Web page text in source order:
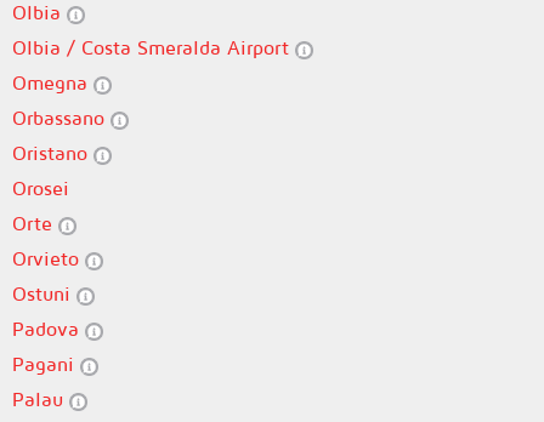
Olbia
Olbia / Costa Smeralda Airport
Omegna
Orbassano
Oristano
Orosei
Orte
Orvieto
Ostuni
Padova
Pagani
Palau